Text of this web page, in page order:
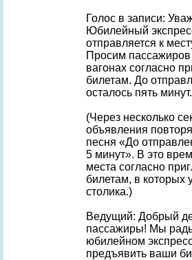
Голос в записи:
Юбилейный
отправляется к
Просим пассажиров
вагонах согласно
билетам. До
осталось пять минут.
(Через несколько
объявления
песня «До
5 минут». В это
места согласно
билетам, в которых
столика.)
Ведущий: Добрый
пассажиры! Мы
юбилейном
предъявить ваши